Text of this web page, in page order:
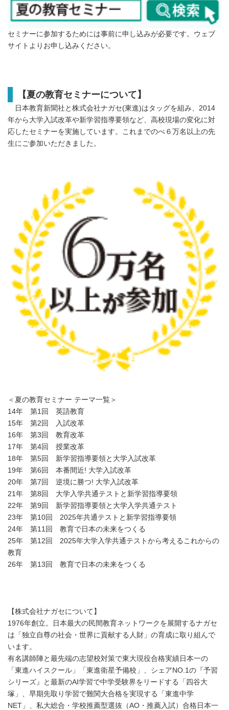
セミナーに参加するためには事前に申し込みが必要です。ウェブ
サイトよりお申し込みください。
【夏の教育セミナーについて】
日本教育新聞社と株式会社ナガセ(東進)はタッグを組み、2014
年から大学入試改革や新学習指導要領など、高校現場の変化に対
応したセミナーを実施しています。これまでのべ６万名以上の先
生にご参加いただきました。
＜夏の教育セミナー テーマ一覧＞
14年 第1回 英語教育
15年 第2回 入試改革
16年 第3回 教育改革
17年 第4回 授業改革
18年 第5回 新学習指導要領と大学入試改革
19年 第6回 本番間近! 大学入試改革
20年 第7回 逆境に勝つ! 大学入試改革
21年 第8回 大学入学共通テストと新学習指導要領
22年 第9回 新学習指導要領と大学入学共通テスト
23年 第10回 2025年共通テストと新学習指導要領
24年 第11回 教育で日本の未来をつくる
25年 第12回 2025年大学入学共通テストから考えるこれからの
教育
26年 第13回 教育で日本の未来をつくる
【株式会社ナガセについて】
1976年創立。日本最大の民間教育ネットワークを展開するナガセ
は「独立自尊の社会・世界に貢献する人財」の育成に取り組んで
います。
有名講師陣と最先端の志望校対策で東大現役合格実績日本一の
「東進ハイスクール」「東進衛星予備校」、シェアNO.1の『予習
シリーズ』と最新のAI学習で中学受験界をリードする「四谷大
塚」、早期先取り学習で難関大合格を実現する「東進中学
NET」、私大総合・学校推薦型選抜（AO・推薦入試）合格日本一